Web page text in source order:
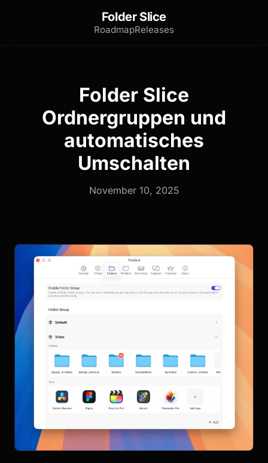
Folder Slice
RoadmapReleases
Folder Slice
Ordnergruppen und
automatisches
Umschalten
November 10, 2025